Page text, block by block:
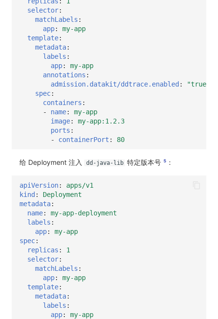
selector:
matchLabels :
app:
my-app
template:
metadata:
labels :
app:
my-app
annotations :
admission.datakit/ddtrace.enabled :
"true"
spec:
containers :
-
name:
my-app
image:
my-app:1.2.3
ports :
-
containerPort : 80
给 Deployment 注入 dd-java-lib 特定版本号 5：
apiVersion:
apps/v1
kind :
Deployment
metadata:
name:
my-app-deployment
labels :
app:
my-app
spec:
replicas :
1
selector:
matchLabels :
app:
my-app
template:
metadata:
labels :
app:
my-app